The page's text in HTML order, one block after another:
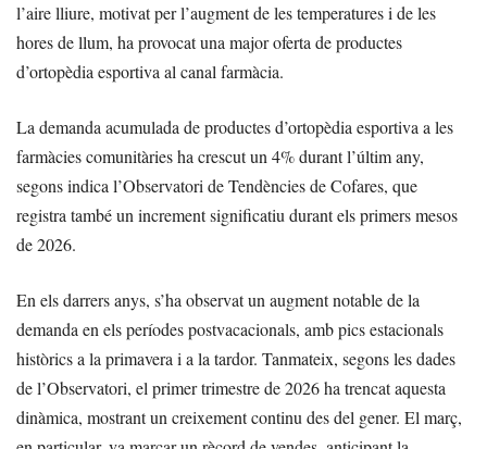
l’aire lliure, motivat per l’augment de les temperatures i de les
hores de llum, ha provocat una major oferta de productes
d’ortopèdia esportiva al canal farmàcia.
La demanda acumulada de productes d’ortopèdia esportiva a les
farmàcies comunitàries ha crescut un 4% durant l’últim any,
segons indica l’Observatori de Tendències de Cofares, que
registra també un increment significatiu durant els primers mesos
de 2026.
En els darrers anys, s’ha observat un augment notable de la
demanda en els períodes postvacacionals, amb pics estacionals
històrics a la primavera i a la tardor. Tanmateix, segons les dades
de l’Observatori, el primer trimestre de 2026 ha trencat aquesta
dinàmica, mostrant un creixement continu des del gener. El març,